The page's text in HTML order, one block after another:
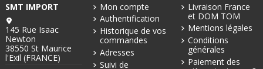
SMT IMPORT
145 Rue Isaac
Newton
38550 St Maurice
l'Exil (FRANCE)
Mon compte
Authentification
Historique de vos
commandes
Adresses
Suivi de
Livraison France
et DOM TOM
Mentions légales
Conditions
générales
Paiement des